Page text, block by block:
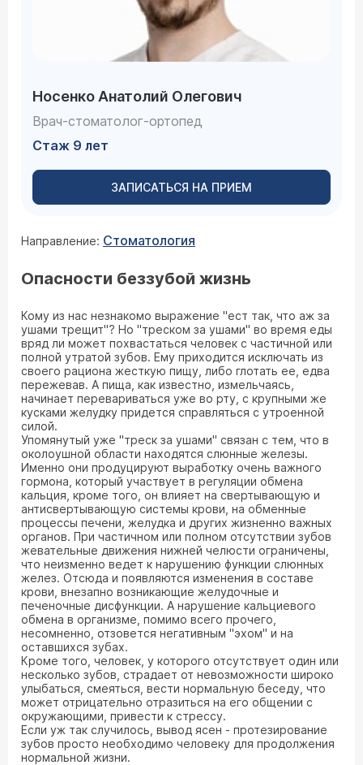
Носенко Анатолий Олегович
Врач-стоматолог-ортопед
Стаж 9 лет
ЗАПИСАТЬСЯ НА ПРИЕМ
Направление: Стоматология
Опасности беззубой жизнь
Кому из нас незнакомо выражение "ест так, что аж за
ушами трещит"? Но "треском за ушами" во время еды
вряд ли может похвастаться человек с частичной или
полной утратой зубов. Ему приходится исключать из
своего рациона жесткую пищу, либо глотать ее, едва
пережевав. А пища, как известно, измельчаясь,
начинает перевариваться уже во рту, с крупными же
кусками желудку придется справляться с утроенной
силой.
Упомянутый уже "треск за ушами" связан с тем, что в
околоушной области находятся слюнные железы.
Именно они продуцируют выработку очень важного
гормона, который участвует в регуляции обмена
кальция, кроме того, он влияет на свертывающую и
антисвертывающую системы крови, на обменные
процессы печени, желудка и других жизненно важных
органов. При частичном или полном отсутствии зубов
жевательные движения нижней челюсти ограничены,
что неизменно ведет к нарушению функции слюнных
желез. Отсюда и появляются изменения в составе
крови, внезапно возникающие желудочные и
печеночные дисфункции. А нарушение кальциевого
обмена в организме, помимо всего прочего,
несомненно, отзовется негативным "эхом" и на
оставшихся зубах.
Кроме того, человек, у которого отсутствует один или
несколько зубов, страдает от невозможности широко
улыбаться, смеяться, вести нормальную беседу, что
может отрицательно отразиться на его общении с
окружающими, привести к стрессу.
Если уж так случилось, вывод ясен - протезирование
зубов просто необходимо человеку для продолжения
нормальной жизни.